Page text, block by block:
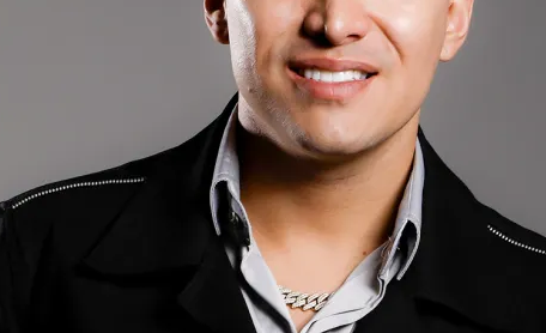
Equipo
Sobre Nosotros
Contactos